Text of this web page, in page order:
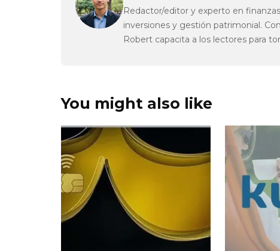
Redactor/editor y experto en
inversiones y gestión patrimonial.
Robert capacita a los lectores para
You might also like